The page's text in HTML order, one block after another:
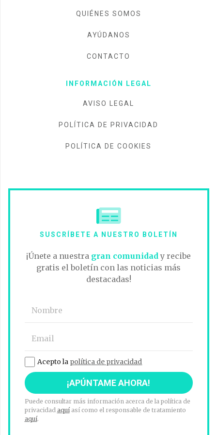
QUIÉNES SOMOS
AYÚDANOS
CONTACTO
INFORMACIÓN LEGAL
AVISO LEGAL
POLÍTICA DE PRIVACIDAD
POLÍTICA DE COOKIES
SUSCRÍBETE A NUESTRO BOLETÍN
¡Únete a nuestra gran comunidad y recibe
gratis el boletín con las noticias más
destacadas!
Acepto la política de privacidad
Puede consultar más información acerca de la política de
privacidad aquíasí como el responsable de tratamiento
aquí.